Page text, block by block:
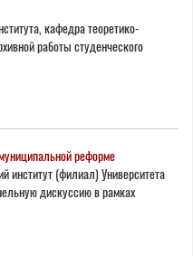
кафедра теоретико-
работы студенческого
реформе
институт (филиал) Университета
дискуссию в рамках